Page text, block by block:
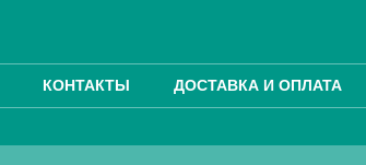
КОНТАКТЫ ДОСТАВКА И ОПЛАТА